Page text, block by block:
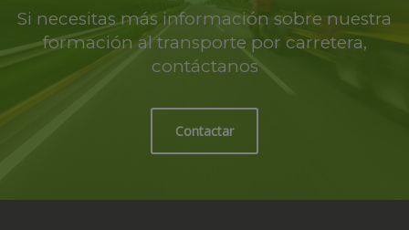
Si necesitas más información sobre nuestra
formación al transporte por carretera,
contáctanos
Contactar